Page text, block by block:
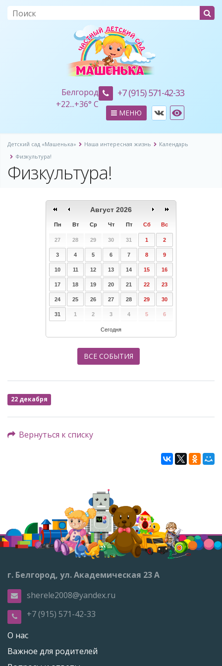
Белгород
+22...+36° C
+7 (915) 571-42-33
МЕНЮ
Детский сад «Машенька» Наша интересная жизнь
Календарь
Физкультура!
Физкультура!
Август 2026
Пн Вт Ср Чт Пт Сб Вс
27 28 29 30 31 1 2
3 4 5 6 7 8 9
10 11 12 13 14 15 16
17 18 19 20 21 22 23
24 25 26 27 28 29 30
31 1 2 3 4 5 6
Сегодня
ВСЕ СОБЫТИЯ
22 декабря
Вернуться к списку
г. Белгород, ул. Академическая 23 А
sherele2008@yandex.ru
+7 (915) 571-42-33
О нас
Важное для родителей